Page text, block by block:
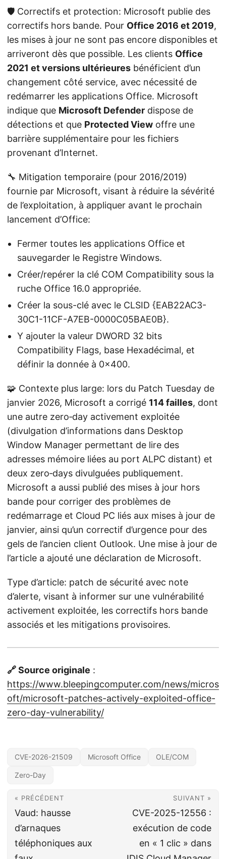
🛡️ Correctifs et protection: Microsoft publie des
correctifs hors bande. Pour Office 2016 et 2019,
les mises à jour ne sont pas encore disponibles et
arriveront dès que possible. Les clients Office
2021 et versions ultérieures bénéficient d’un
changement côté service, avec nécessité de
redémarrer les applications Office. Microsoft
indique que Microsoft Defender dispose de
détections et que Protected View offre une
barrière supplémentaire pour les fichiers
provenant d’Internet.
🔧 Mitigation temporaire (pour 2016/2019)
fournie par Microsoft, visant à réduire la sévérité
de l’exploitation, à appliquer avant le prochain
lancement d’Office:
Fermer toutes les applications Office et
sauvegarder le Registre Windows.
Créer/repérer la clé COM Compatibility sous la
ruche Office 16.0 appropriée.
Créer la sous-clé avec le CLSID {EAB22AC3-
30C1-11CF-A7EB-0000C05BAE0B}.
Y ajouter la valeur DWORD 32 bits
Compatibility Flags, base Hexadécimal, et
définir la donnée à 0x400.
🧩 Contexte plus large: lors du Patch Tuesday de
janvier 2026, Microsoft a corrigé 114 failles, dont
une autre zero‑day activement exploitée
(divulgation d’informations dans Desktop
Window Manager permettant de lire des
adresses mémoire liées au port ALPC distant) et
deux zero‑days divulguées publiquement.
Microsoft a aussi publié des mises à jour hors
bande pour corriger des problèmes de
redémarrage et Cloud PC liés aux mises à jour de
janvier, ainsi qu’un correctif d’urgence pour des
gels de l’ancien client Outlook. Une mise à jour de
l’article a ajouté une déclaration de Microsoft.
Type d’article: patch de sécurité avec note
d’alerte, visant à informer sur une vulnérabilité
activement exploitée, les correctifs hors bande
associés et les mitigations provisoires.
🔗 Source originale :
https://www.bleepingcomputer.com/news/micros
oft/microsoft-patches-actively-exploited-office-
zero-day-vulnerability/
CVE-2026-21509 Microsoft Office OLE/COM
Zero-Day
« PRÉCÉDENT
Vaud: hausse
d’arnaques
téléphoniques aux
SUIVANT »
CVE-2025-12556 :
exécution de code
en « 1 clic » dans